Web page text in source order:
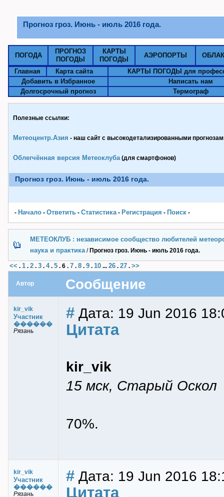
Прогноз гроз. Июнь - июль 2016 года.
ПОГОДА
ПРОГНОЗ
ПОГОДЫ
КАРТЫ
ПОГОДЫ
АЭРОПОРТЫ
Главная Карта сайта
КАРТЫ ПОГОДЫ для
Добавить в Избранное
Написать нам
Долгосрочный прогноз
Термограф
Полезные ссылки:
Метеоцентр.Азия - наш сайт с высокодетализированными
Облегчённая версия Метеоклуба(для смартфонов)
Прогноз гроз. Июнь - июль 2016 года.
- Начало - Ответить - Статистика- Pегистрация - Поиск -
МЕТЕОКЛУБ : независимое сообщество любителей
наука и практика/ Прогноз гроз. Июнь - июль 2016 года.
<< . 1 . 2 . 3 . 4. 5 . 6 . 7 . 8 . 9 . 10 ... 26 . 27 . >>
Автор Сообщение
kir_vik
Участник
������
Рязань
# Дата: 19 Jun 2016
Цитата
kir_vik
15 мск, Старый Оскол
70%.
kir_vik
Участник
������
Рязань
# Дата: 19 Jun 2016
Цитата